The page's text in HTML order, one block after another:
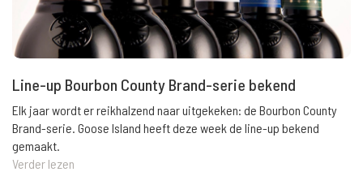
Line-up Bourbon County Brand-serie bekend
Elk jaar wordt er reikhalzend naar uitgekeken: de Bourbon County
Brand-serie. Goose Island heeft deze week de line-up bekend
gemaakt.
Verder lezen